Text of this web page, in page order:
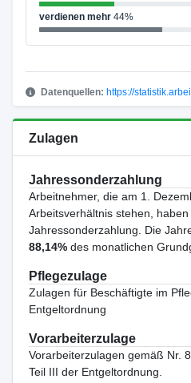
verdienen mehr44%
Datenquellen: https://
Zulagen
Jahressonderzahlung
Arbeitnehmer, die am 1.
Arbeitsverhältnis stehen,
Jahressonderzahlung. Die
88,14%des monatlichen
Pflegezulage
Zulagen für Beschäftigte im
Entgeltordnung
Vorarbeiterzulage
Vorarbeiterzulagen gemäß Nr.
Teil III der Entgeltordnung.